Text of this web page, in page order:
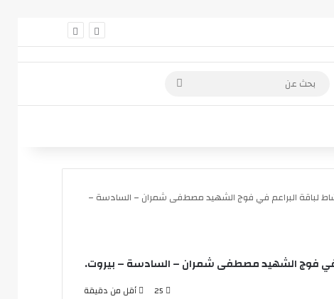
إضافة عمود جانبي
عن
لباقة البراعم في فوج الشهيد مصطفى شمران – السادسة –
في فوج الشهيد مصطفى شمران – السادسة – بيروت.
25 أقل من دقيقة